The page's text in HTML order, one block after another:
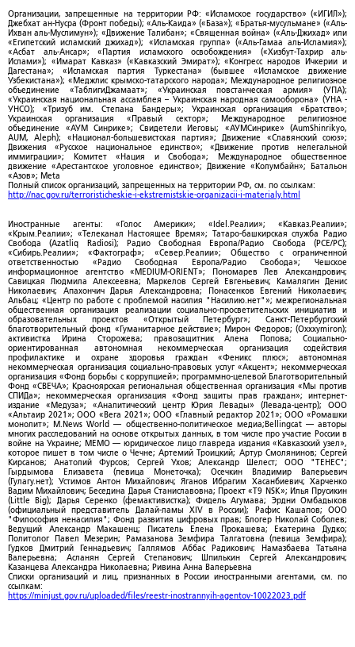
Организации, запрещенные на территории РФ: «Исламское государство» («ИГИЛ»);
Джебхат ан-Нусра (Фронт победы); «Аль-Каида» («База»); «Братья-мусульмане» («Аль-
Ихван аль-Муслимун»); «Движение Талибан»; «Священная война» («Аль-Джихад» или
«Египетский исламский джихад»); «Исламская группа» («Аль-Гамаа аль-Исламия»);
«Асбат аль-Ансар»; «Партия исламского освобождения» («Хизбут-Тахрир аль-
Ислами»); «Имарат Кавказ» («Кавказский Эмират»); «Конгресс народов Ичкерии и
Дагестана»; «Исламская партия Туркестана» (бывшее «Исламское движение
Узбекистана»); «Меджлис крымско-татарского народа»; Международное религиозное
объединение «ТаблигиДжамаат»; «Украинская повстанческая армия» (УПА);
«Украинская национальная ассамблея – Украинская народная самооборона» (УНА -
УНСО); «Тризуб им. Степана Бандеры»; Украинская организация «Братство»;
Украинская организация «Правый сектор»; Международное религиозное
объединение «АУМ Синрике»; Свидетели Иеговы; «АУМСинрике» (AumShinrikyo,
AUM, Aleph); «Национал-большевистская партия»; Движение «Славянский союз»;
Движения «Русское национальное единство»; «Движение против нелегальной
иммиграции»; Комитет «Нация и Свобода»; Международное общественное
движение «Арестантское уголовное единство»; Движение «Колумбайн»; Батальон
«Азов»; Meta
Полный список организаций, запрещенных на территории РФ, см. по ссылкам:
http://nac.gov.ru/terroristicheskie-i-ekstremistskie-organizacii-i-materialy.html
Иностранные агенты: «Голос Америки»; «Idel.Реалии»; «Кавказ.Реалии»;
«Крым.Реалии»; «Телеканал Настоящее Время»; Татаро-башкирская служба Радио
Свобода (Azatliq Radiosi); Радио Свободная Европа/Радио Свобода (PCE/PC);
«Сибирь.Реалии»; «Фактограф»; «Север.Реалии»; Общество с ограниченной
ответственностью «Радио Свободная Европа/Радио Свобода»; Чешское
информационное агентство «MEDIUM-ORIENT»; Пономарев Лев Александрович;
Савицкая Людмила Алексеевна; Маркелов Сергей Евгеньевич; Камалягин Денис
Николаевич; Апахончич Дарья Александровна; Понасенков Евгений Николаевич;
Альбац; «Центр по работе с проблемой насилия "Насилию.нет"»; межрегиональная
общественная организация реализации социально-просветительских инициатив и
образовательных проектов «Открытый Петербург»; Санкт-Петербургский
благотворительный фонд «Гуманитарное действие»; Мирон Федоров; (Oxxxymiron);
активистка Ирина Сторожева; правозащитник Алена Попова; Социально-
ориентированная автономная некоммерческая организация содействия
профилактике и охране здоровья граждан «Феникс плюс»; автономная
некоммерческая организация социально-правовых услуг «Акцент»; некоммерческая
организация «Фонд борьбы с коррупцией»; программно-целевой Благотворительный
Фонд «СВЕЧА»; Красноярская региональная общественная организация «Мы против
СПИДа»; некоммерческая организация «Фонд защиты прав граждан»; интернет-
издание «Медуза»; «Аналитический центр Юрия Левады» (Левада-центр); ООО
«Альтаир 2021»; ООО «Вега 2021»; ООО «Главный редактор 2021»; ООО «Ромашки
монолит»; M.News World — общественно-политическое медиа;Bellingcat — авторы
многих расследований на основе открытых данных, в том числе про участие России в
войне на Украине; МЕМО — юридическое лицо главреда издания «Кавказский узел»,
которое пишет в том числе о Чечне; Артемий Троицкий; Артур Смолянинов; Сергей
Кирсанов; Анатолий Фурсов; Сергей Ухов; Александр Шелест; ООО "ТЕНЕС";
Гырдымова Елизавета (певица Монеточка); Осечкин Владимир Валерьевич
(Гулагу.нет); Устимов Антон Михайлович; Яганов Ибрагим Хасанбиевич; Харченко
Вадим Михайлович; Беседина Дарья Станиславовна; Проект «T9 NSK»; Илья Прусикин
(Little Big); Дарья Серенко (фемактивистка); Фидель Агумава; Эрдни Омбадыков
(официальный представитель Далай-ламы XIV в России); Рафис Кашапов; ООО
"Философия ненасилия"; Фонд развития цифровых прав; Блогер Николай Соболев;
Ведущий Александр Макашенц; Писатель Елена Прокашева; Екатерина Дудко;
Политолог Павел Мезерин; Рамазанова Земфира Талгатовна (певица Земфира);
Гудков Дмитрий Геннадьевич; Галлямов Аббас Радикович; Намазбаева Татьяна
Валерьевна; Асланян Сергей Степанович; Шпилькин Сергей Александрович;
Казанцева Александра Николаевна; Ривина Анна Валерьевна
Списки организаций и лиц, признанных в России иностранными агентами, см. по
ссылкам:
https://minjust.gov.ru/uploaded/files/reestr-inostrannyih-agentov-10022023.pdf